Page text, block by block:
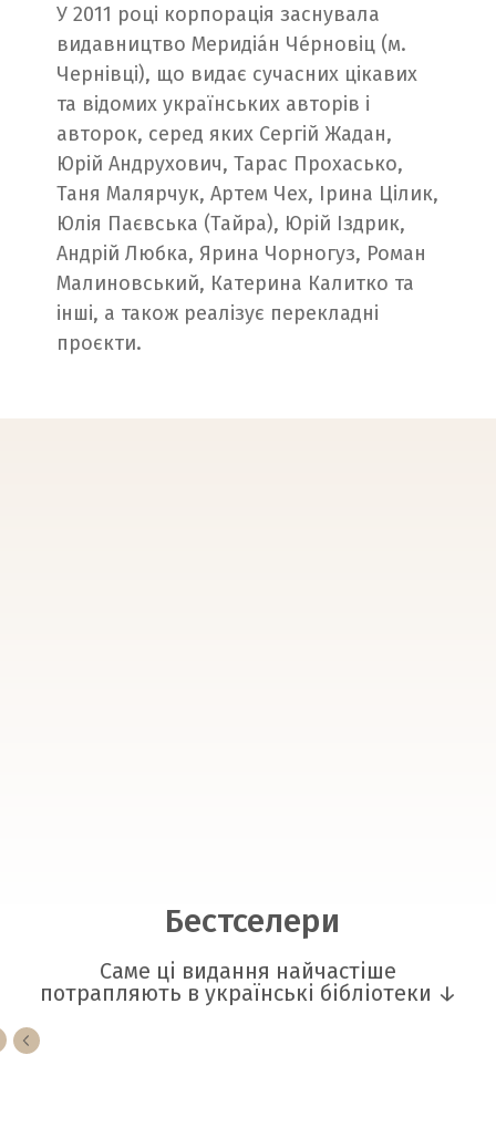
У 2011 році корпорація заснувала
видавництво Меридіáн Че́рновіц (м.
Чернівці), що видає сучасних цікавих
та відомих українських авторів і
авторок, серед яких Сергій Жадан,
Юрій Андрухович, Тарас Прохасько,
Таня Малярчук, Артем Чех, Ірина Цілик,
Юлія Паєвська (Тайра), Юрій Іздрик,
Андрій Любка, Ярина Чорногуз, Роман
Малиновський, Катерина Калитко та
інші, а також реалізує перекладні
проєкти.
Бестселери
Саме ці видання найчастіше
потрапляють в українські бібліотеки ↓